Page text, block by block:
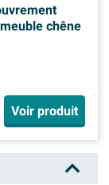
chêne
Voir produit